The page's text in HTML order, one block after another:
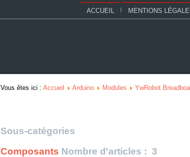
ACCUEIL
MENTIONS
Vous êtes ici : Accueil Arduino Modules YwRobot
Sous-catégories
Composants Nombre d'articles : 3